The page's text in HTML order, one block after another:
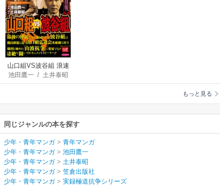
山口組VS波谷組 浪速
血戦
池田鷹一 / 土井泰昭
もっと見る
同じジャンルの本を探す
少年・青年マンガ> 青年マンガ
少年・青年マンガ> 池田鷹一
少年・青年マンガ> 土井泰昭
少年・青年マンガ> 笠倉出版社
少年・青年マンガ> 実録極道抗争シリーズ